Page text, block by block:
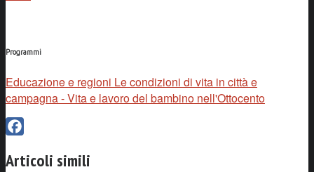
Programmi
Educazione e regioni Le condizioni di vita in città e
campagna - Vita e lavoro del bambino nell'Ottocento
Articoli simili